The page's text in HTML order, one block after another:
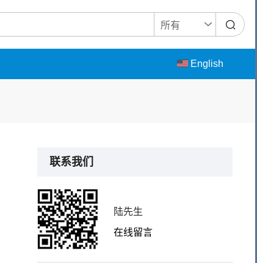
English
联系我们
陆先生
在线留言